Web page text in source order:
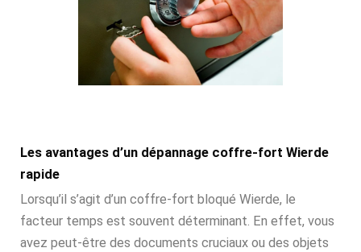
Les avantages d’un dépannage coffre-fort Wierde
rapide
Lorsqu’il s’agit d’un coffre-fort bloqué Wierde, le
facteur temps est souvent déterminant. En effet, vous
avez peut-être des documents cruciaux ou des objets